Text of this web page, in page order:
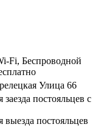
Fi, Беспроводной
Улица 66
заезда постояльцев с
выезда постояльцев